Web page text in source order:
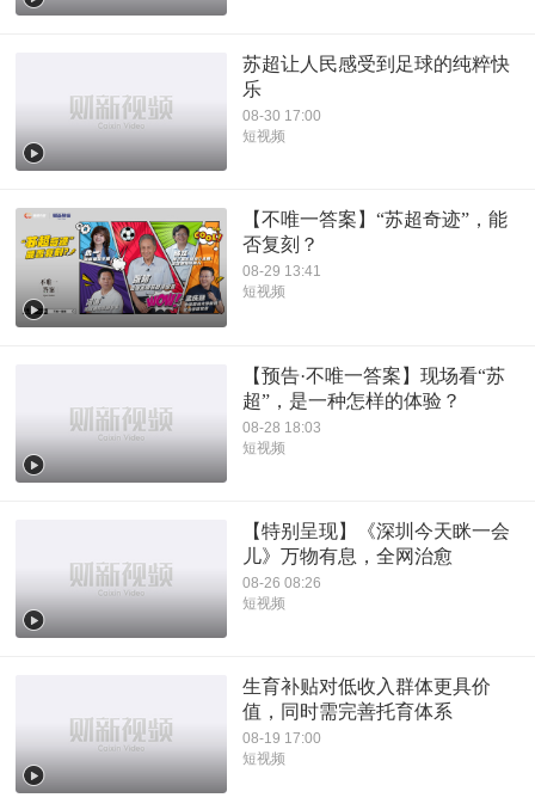
苏超让人民感受到足球的纯粹快
乐
08-30 17:00
短视频
【不唯一答案】“苏超奇迹”，能
否复刻？
08-29 13:41
短视频
【预告·不唯一答案】现场看“苏
超”，是一种怎样的体验？
08-28 18:03
短视频
【特别呈现】《深圳今天眯一会
儿》万物有息，全网治愈
08-26 08:26
短视频
生育补贴对低收入群体更具价
值，同时需完善托育体系
08-19 17:00
短视频